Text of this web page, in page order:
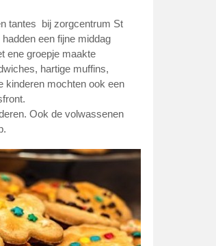
tantes bij zorgcentrum St
een fijne middag
ene groepje maakte
hartige muffins,
kinderen mochten ook een
Ook de volwassenen